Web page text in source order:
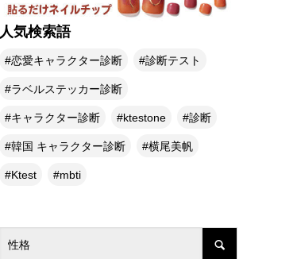
人気検索語
恋愛キャラクター診断 診断テスト
ラベルステッカー診断
キャラクター診断 ktestone 診断
韓国 キャラクター診断 横尾美帆
Ktest mbti